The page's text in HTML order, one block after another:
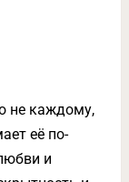
не каждому,
её по-
и